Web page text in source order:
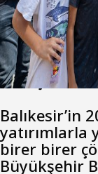
Anasayfa/Gündem
hemşerim!
Akın:
hemşerim!
Balıkesir’in
yatırımlarla
birer birer
Büyükşehir